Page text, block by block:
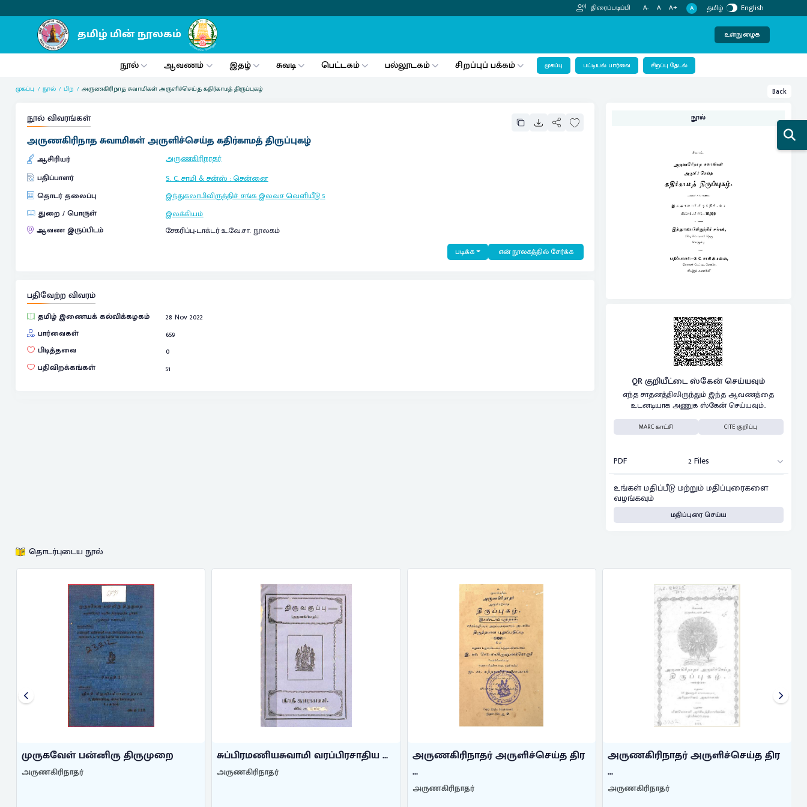
திரைப்படிப்பி A- A A+ A தமிழ் English
உள்நுழைக
நூல் ஆவணம் இதழ் சுவடி பெட்டகம் பல்லூடகம் சிறப்புப் பக்கம் முகப்பு பட்டியல் பார்வை சிறப்பு தேடல்
முகப்பு நூல் பிற அருணகிரிநாத சுவாமிகள் அருளிச்செய்த கதிர்காமத் திருப்புகழ் Back
நூல் விவரங்கள்
அருணகிரிநாத சுவாமிகள் அருளிச்செய்த கதிர்காமத் திருப்புகழ்
ஆசிரியர்
அருணகிரிநாதர்
பதிப்பாளர்
S. C. சாமி & சன்ஸ்:சென்னை
தொடர் தலைப்பு
இந்துகலாபிவிருத்திச் சங்க இலவச வெளியீடு5
துறை / பொருள்
இலக்கியம்
ஆவண இருப்பிடம்
சேகரிப்பு-டாக்டர் உ.வே.சா. நூலகம்
படிக்க என் நூலகத்தில் சேர்க்க
பதிவேற்ற விவரம்
தமிழ் இணையக் கல்விக்கழகம்
28 Nov 2022
பார்வைகள்
659
பிடித்தவை
0
பதிவிறக்கங்கள்
51
நூல்
QR குறியீட்டை ஸ்கேன் செய்யவும்
எந்த சாதனத்திலிருந்தும் இந்த ஆவணத்தை
உடனடியாக அணுக ஸ்கேன் செய்யவும்..
MARC காட்சி CITE குறிப்பு
PDF 2 Files
உங்கள் மதிப்பீடு மற்றும் மதிப்புரைகளை
வழங்கவும்
மதிப்புரை செய்ய
தொடர்புடைய நூல்
முருகவேள் பன்னிரு திருமுறை
அருணகிரிநாதர்
சுப்பிரமணியசுவாமி வரப்பிரசாதிய ...
அருணகிரிநாதர்
அருணகிரிநாதர் அருளிச்செய்த திர
...
அருணகிரிநாதர்
அருணகிரிநாதர் அருளிச்செய்த திர
...
அருணகிரிநாதர்